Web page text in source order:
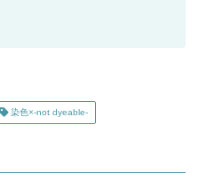
染色×-not dyeable-